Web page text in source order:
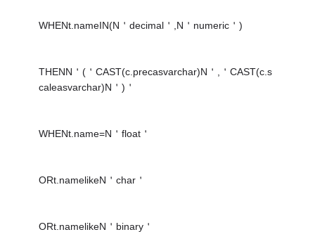
WHENt.nameIN(N＇decimal＇,N＇numeric＇)
THENN＇(＇CAST(c.precasvarchar)N＇,＇CAST(c.s
caleasvarchar)N＇)＇
WHENt.name=N＇float＇
ORt.namelikeN＇char＇
ORt.namelikeN＇binary＇